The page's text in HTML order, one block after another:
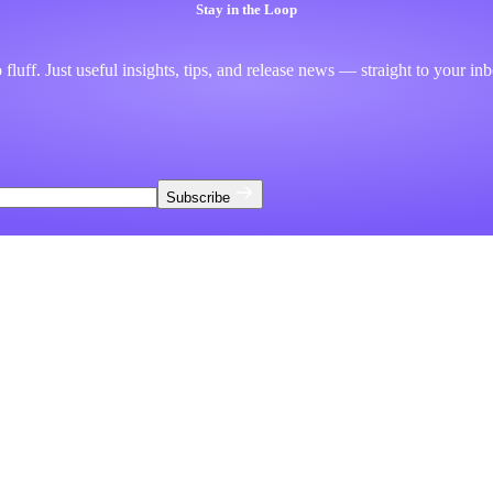
Stay in the Loop
fluff. Just useful insights, tips, and release news — straight to your
Subscribe